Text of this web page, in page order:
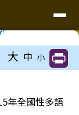
大 中 小
年全國性多語